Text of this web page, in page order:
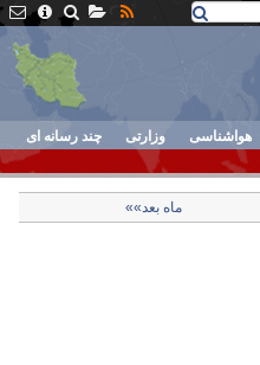
هواشناسی وزارتی چند رسانه ای
ماه بعد»»